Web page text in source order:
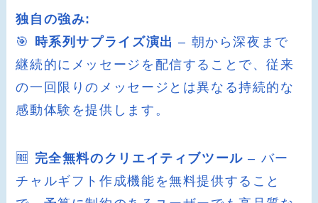
独自の強み:
🎯 時系列サプライズ演出 – 朝から深夜まで
継続的にメッセージを配信することで、従来
の一回限りのメッセージとは異なる持続的な
感動体験を提供します。
🆓 完全無料のクリエイティブツール – バー
チャルギフト作成機能を無料提供すること